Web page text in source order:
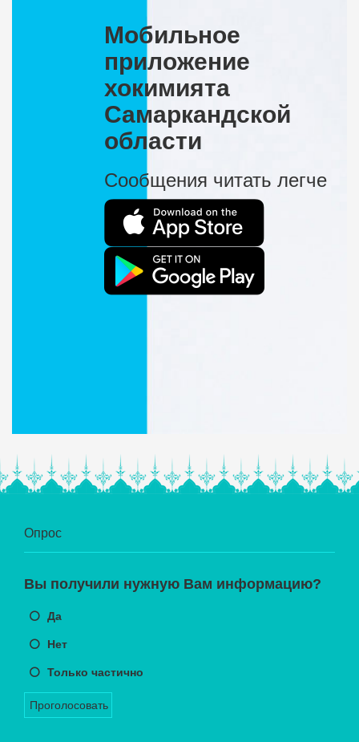
Мобильное
приложение
хокимията
Самаркандской
области
Сообщения читать легче
Опрос
Вы получили нужную Вам информацию?
Да
Нет
Только частично
Проголосовать